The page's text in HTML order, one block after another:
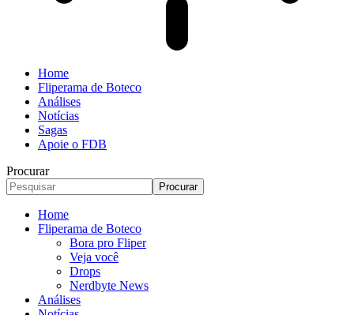
Home
Fliperama de Boteco
Análises
Notícias
Sagas
Apoie o FDB
Procurar
Home
Fliperama de Boteco
Bora pro Fliper
Veja você
Drops
Nerdbyte News
Análises